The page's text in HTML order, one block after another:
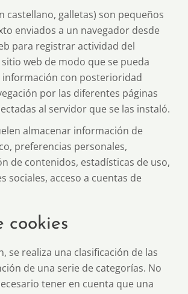
castellano, galletas) son pequeños
enviados a un navegador desde
para registrar actividad del
web de modo que se pueda
información con posterioridad
por las diferentes páginas
al servidor que se las instaló.
almacenar información de
preferencias personales,
de contenidos, estadísticas de uso,
sociales, acceso a cuentas de
cookies
se realiza una clasificación de las
de una serie de categorías. No
tener en cuenta que una